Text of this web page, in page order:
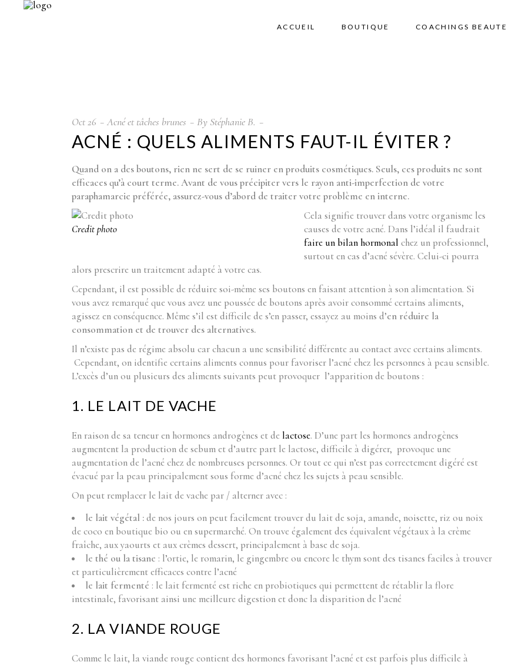
ACCUEIL BOUTIQUE COACHINGS BEAUTE
Oct26 Acné et tâches brunes By Stéphanie B.
ACNÉ : QUELS ALIMENTS FAUT-IL ÉVITER ?
Quand on a des boutons, rien ne sert de se ruiner en produits cosmétiques. Seuls, ces produits ne sont
efficaces qu’à court terme. Avant de vous précipiter vers le rayon anti-imperfection de votre
paraphamarcie préférée, assurez-vous d’abord de traiter votre problème en interne.
Credit photo
Cela signifie trouver dans votre organisme les
causes de votre acné. Dans l’idéal il faudrait
faire un bilan hormonal chez un professionnel,
surtout en cas d’acné sévère. Celui-ci pourra
alors prescrire un traitement adapté à votre cas.
Cependant, il est possible de réduire soi-même ses boutons en faisant attention à son alimentation. Si
vous avez remarqué que vous avez une poussée de boutons après avoir consommé certains aliments,
agissez en conséquence. Même s’il est difficile de s’en passer, essayez au moins d’en réduire la
consommation et de trouver des alternatives.
Il n’existe pas de régime absolu car chacun a une sensibilité différente au contact avec certains aliments.
Cependant, on identifie certains aliments connus pour favoriser l’acné chez les personnes à peau sensible.
L’excès d’un ou plusieurs des aliments suivants peut provoquer l’apparition de boutons :
1. LE LAIT DE VACHE
En raison de sa teneur en hormones androgènes et de lactose. D’une part les hormones androgènes
augmentent la production de sebum et d’autre part le lactose, difficile à digérer, provoque une
augmentation de l’acné chez de nombreuses personnes. Or tout ce qui n’est pas correctement digéré est
évacué par la peau principalement sous forme d’acné chez les sujets à peau sensible.
On peut remplacer le lait de vache par / alterner avec :
le lait végétal :de nos jours on peut facilement trouver du lait de soja, amande, noisette, riz ou noix
de coco en boutique bio ou en supermarché. On trouve également des équivalent végétaux à la crème
fraîche, aux yaourts et aux crèmes dessert, principalement à base de soja.
le thé ou la tisane : l’ortie, le romarin, le gingembre ou encore le thym sont des tisanes faciles à trouver
et particulièrement efficaces contre l’acné
le lait fermenté : le lait fermenté est riche en probiotiques qui permettent de rétablir la flore
intestinale, favorisant ainsi une meilleure digestion et donc la disparition de l’acné
2. LA VIANDE ROUGE
Comme le lait, la viande rouge contient des hormones favorisant l’acné et est parfois plus difficile à